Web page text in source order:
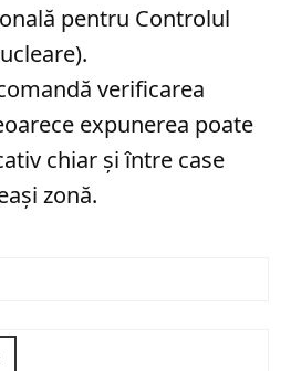
pentru Controlul
verificarea
expunerea poate
chiar și între case
zonă.